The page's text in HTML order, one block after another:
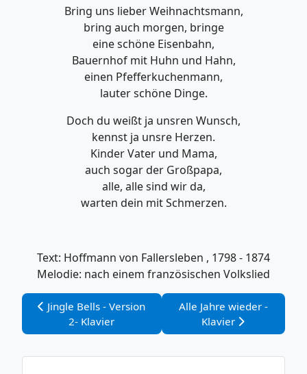
Bring uns lieber Weihnachtsmann,
bring auch morgen, bringe
eine schöne Eisenbahn,
Bauernhof mit Huhn und Hahn,
einen Pfefferkuchenmann,
lauter schöne Dinge.
Doch du weißt ja unsren Wunsch,
kennst ja unsre Herzen.
Kinder Vater und Mama,
auch sogar der Großpapa,
alle, alle sind wir da,
warten dein mit Schmerzen.
Text: Hoffmann von Fallersleben , 1798 - 1874
Melodie: nach einem französischen Volkslied
Vorheriger Beitrag: Jingle Bells - Version 2- Klavier
Jingle Bells - Version
2- Klavier
Nächster Beitrag: Alle
Alle Jahre wieder -
Klavier